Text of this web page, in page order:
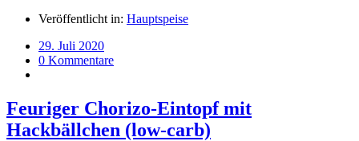
Veröffentlicht in: Hauptspeise
29. Juli 2020
0 Kommentare
Feuriger Chorizo-Eintopf mit
Hackbällchen (low-carb)